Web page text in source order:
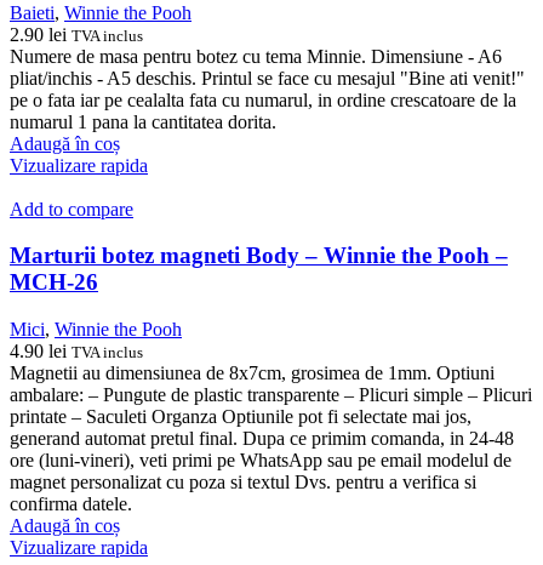
Baieti, Winnie the Pooh
2.90 lei TVA inclus
Numere de masa pentru botez cu tema Minnie. Dimensiune - A6
pliat/inchis - A5 deschis. Printul se face cu mesajul "Bine ati venit!"
pe o fata iar pe cealalta fata cu numarul, in ordine crescatoare de la
numarul 1 pana la cantitatea dorita.
Adaugă în coș
Vizualizare rapida
Add to compare
Marturii botez magneti Body – Winnie the Pooh –
MCH-26
Mici, Winnie the Pooh
4.90 lei TVA inclus
Magnetii au dimensiunea de 8x7cm, grosimea de 1mm. Optiuni
ambalare: – Pungute de plastic transparente – Plicuri simple – Plicuri
printate – Saculeti Organza Optiunile pot fi selectate mai jos,
generand automat pretul final. Dupa ce primim comanda, in 24-48
ore (luni-vineri), veti primi pe WhatsApp sau pe email modelul de
magnet personalizat cu poza si textul Dvs. pentru a verifica si
confirma datele.
Adaugă în coș
Vizualizare rapida